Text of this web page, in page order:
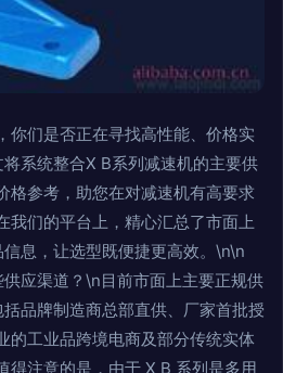
你们是否正在寻找高性能、价格实
系统整合X B系列减速机的主要供
格参考，助您在对减速机有高要求
我们的平台上，精心汇总了市面上
息，让选型既便捷更高效。\n\n
应渠道？\n目前市面上主要正规供
品牌制造商总部直供、厂家首批授
的工业品跨境电商及部分传统实体
得注意的是，由于 X B 系列是多用